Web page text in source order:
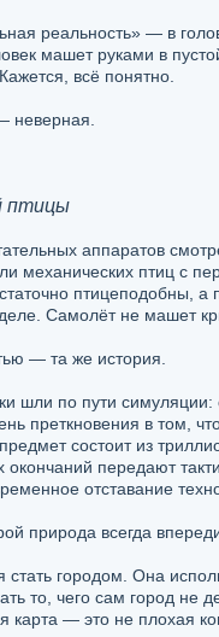
реальность» — в
машет руками в
всё понятно.
неверная.
птицы
аппаратов
механических птиц с
птицеподобны,
Самолёт не машет
— та же история.
шли по пути симуляции:
преткновения в том,
состоит из
окончаний передают
отставание
природа всегда
стать городом. Она
то, чего сам город не
карта — это не плохая